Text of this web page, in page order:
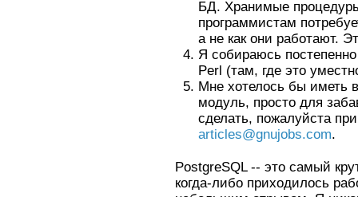
БД. Хранимые
программистам
а не как они работают.
Я собираюсь
Perl (там, где это
Мне хотелось бы иметь
модуль, просто для
сделать, пожалуйста
articles@gnujobs.com.
PostgreSQL -- это самый
когда-либо приходилось